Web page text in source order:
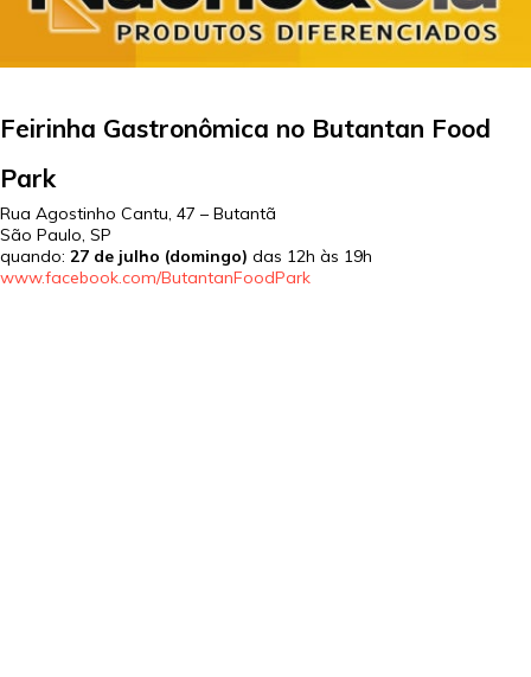
Feirinha Gastronômica no Butantan Food
Park
Rua Agostinho Cantu, 47 – Butantã
São Paulo, SP
quando: 27 de julho (domingo) das 12h às 19h
www.facebook.com/ButantanFoodPark